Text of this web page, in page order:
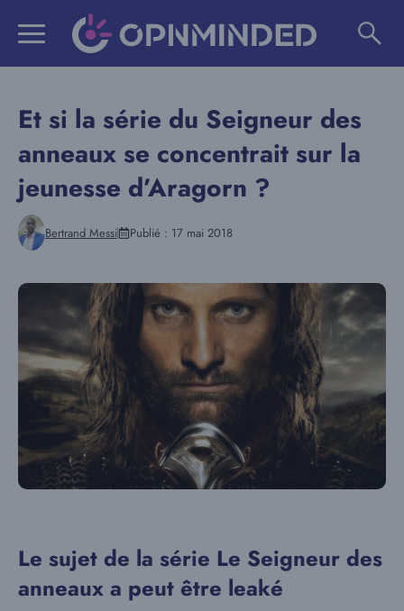
Et si la série du Seigneur des
anneaux se concentrait sur la
jeunesse d’Aragorn ?
Bertrand Messi Publié : 17 mai 2018
Le sujet de la série Le Seigneur des
anneaux a peut être leaké